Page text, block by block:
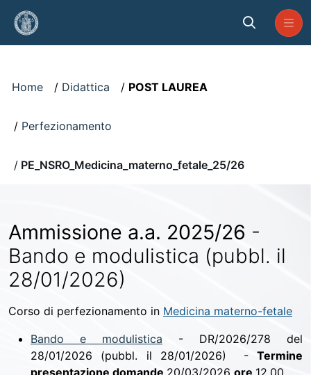
Skip to Main Content
Home Didattica POST LAUREA
Perfezionamento
PE_NSRO_Medicina_materno_fetale_25/26
Ammissione a.a. 2025/26 -
Bando e modulistica (pubbl. il
28/01/2026)
Corso di perfezionamento in Medicina materno-fetale
Bando e modulistica - DR/2026/278 del
28/01/2026 (pubbl. il 28/01/2026) - Termine
presentazione domande 20/03/2026 ore 12.00